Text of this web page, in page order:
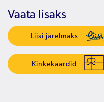
Vaata lisaks
Liisi järelmaks
Kinkekaardid